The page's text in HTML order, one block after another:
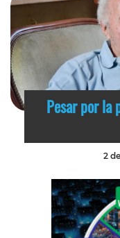
Pesar por la
2